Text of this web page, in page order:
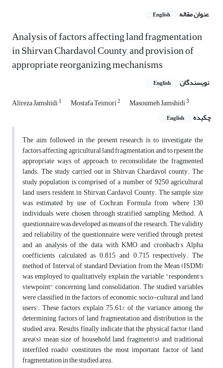
عنوان مقاله English
Analysis of factors affecting land fragmentation
in Shirvan Chardavol County, and provision of
appropriate reorganizing mechanisms
نویسندگان English
Alireza Jamshidi1 Mostafa Teimori2 Masoumeh Jamshidi3
چکیده English
The aim followed in the present research is to investigate the
factors affecting agricultural land fragmentation, and to rpesent the
appropriate ways of approach to reconsolidate the fragmented
lands. The study carried out in Shirvan Chardavol county. The
study population is comprised of a number of 9250 agricultural
land users, resident in Shirvan Cardavol County. The sample size
was estimated by use of Cochran Formula from where 130
individuals were chosen through stratified sampling Method. A
questionnaire was developed as means of the research. The validity
and reliability of the questionnaire were verified through pretest
and an analysis of the data, with KMO and cronbach's Alpha
coefficients calculated as 0.815 and 0.715 respectively. The
method of Interval of standard Deviation from the Mean (ISDM)
was employed to qualitatively explain the variable "respondent's
viewpoint" concerning land consolidation. The studied variables
were classified in the factors of economic, socio-cultural and land
users'. These factors explain 75.61% of the variance among the
determining factors of land fragmentation and distribution in the
studied area. Results finally indicate that the physical factor (land
area(s), mean size of household land fragment(s), and traditional
interfiled roads) constitutes the most important factor of land
fragmentation in the studied area.